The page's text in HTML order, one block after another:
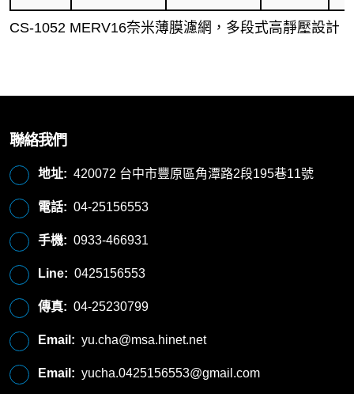
CS-1052 MERV16奈米薄膜濾網，多段式高靜壓設計
聯絡我們
地址: 420072 台中市豐原區角潭路2段195巷11號
電話: 04-25156553
手機: 0933-466931
Line: 0425156553
傳真: 04-25230799
Email: yu.cha@msa.hinet.net
Email: yucha.0425156553@gmail.com